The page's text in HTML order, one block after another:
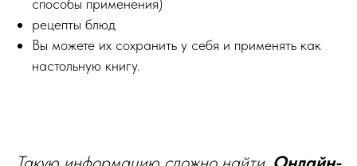
способы применения)
рецепты блюд
Вы можете их сохранить у себя и применять как
настольную книгу.
Такую информацию сложно найти. Онлайн-